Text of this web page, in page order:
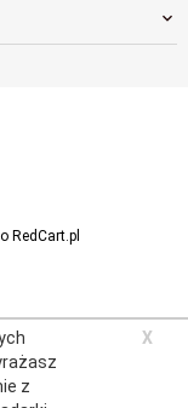
RedCart.pl
z
X